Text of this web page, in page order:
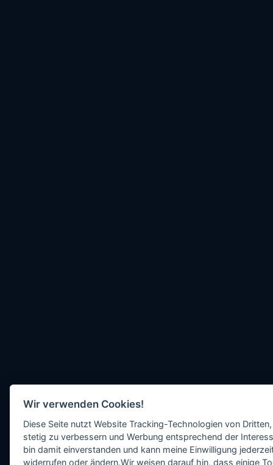
Wir verwenden Cookies!
Diese Seite nutzt Website Tracking-Technologien von
stetig zu verbessern und Werbung entsprechend der
bin damit einverstanden und kann meine Einwilligung
widerrufen oder ändern.Wir weisen darauf hin, dass einige